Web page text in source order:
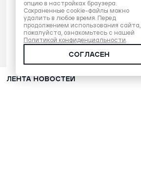
ЛЕНТА НОВОСТЕЙ
опцию в настройках браузера.
Сохраненные cookie-файлы можно
удалить в любое время. Перед
продолжением использования сайта,
пожалуйста, ознакомьтесь с нашей
Политикой конфиденциальности.
СОГЛАСЕН